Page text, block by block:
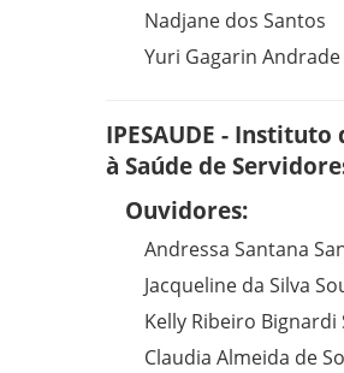
Nadjane dos Santos
Yuri Gagarin
IPESAUDE -
à Saúde de
Ouvidores:
Andressa Santana
Jacqueline da Silva
Kelly Ribeiro Bignardi
Claudia Almeida de